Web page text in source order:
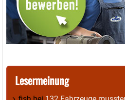
Lesermeinung